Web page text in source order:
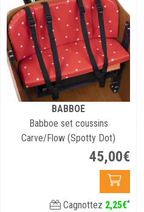
BABBOE
Babboe set coussins
Carve/Flow (Spotty Dot)
45,00€
Cagnottez 2,25€*